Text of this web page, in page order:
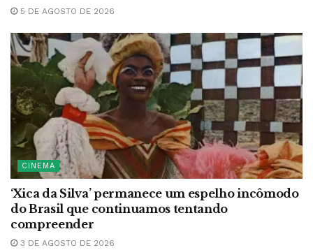
5 DE AGOSTO DE 2026
CINEMA
‘Xica da Silva’ permanece um espelho incômodo
do Brasil que continuamos tentando
compreender
3 DE AGOSTO DE 2026